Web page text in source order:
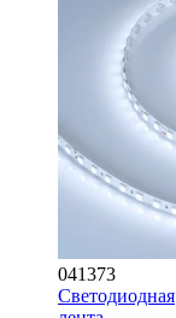
041373
Светодиодная